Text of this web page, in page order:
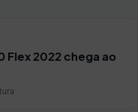
Flex 2022 chega ao